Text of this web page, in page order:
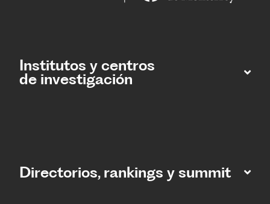
Institutos y centros
de investigación
Directorios, rankings y summit